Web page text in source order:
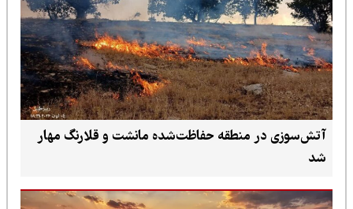
آتش‌سوزی در منطقه حفاظت‌شده مانشت و قلارنگ مهار